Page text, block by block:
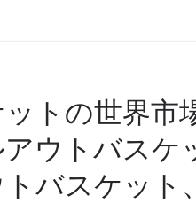
トの世界市
ウトバスケ
バスケット